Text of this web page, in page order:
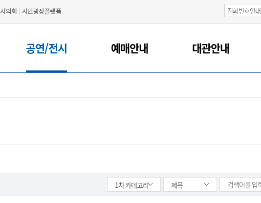
시의회 시민광장플랫폼 전화번호안내
공연/전시 예매안내 대관안내